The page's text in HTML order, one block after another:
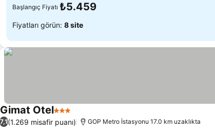
Başlangıç Fiyatı ₺5.459
Fiyatları görün: 8 site
Gimat Otel3 YıldızFiyatları görün
7,1(1.269 misafir puanı) GOP Metro İstasyonu 17.0 km uzaklıkta